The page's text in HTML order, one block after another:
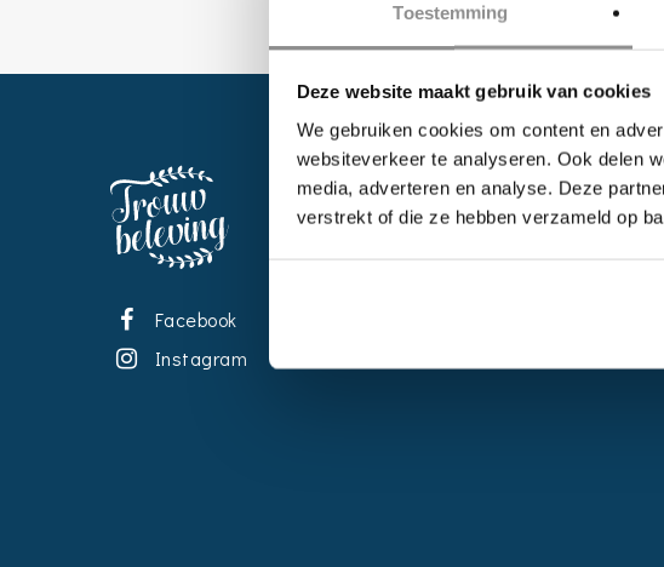
Toestemming
Deze website maakt gebruik van cookies
We gebruiken cookies om content en
websiteverkeer te analyseren. Ook delen
media, adverteren en analyse. Deze
verstrekt of die ze hebben verzameld op
Facebook
Instagram
EVENTS